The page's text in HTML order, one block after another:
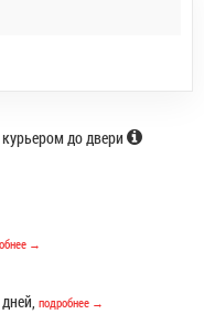
до двери
→
подробнее →